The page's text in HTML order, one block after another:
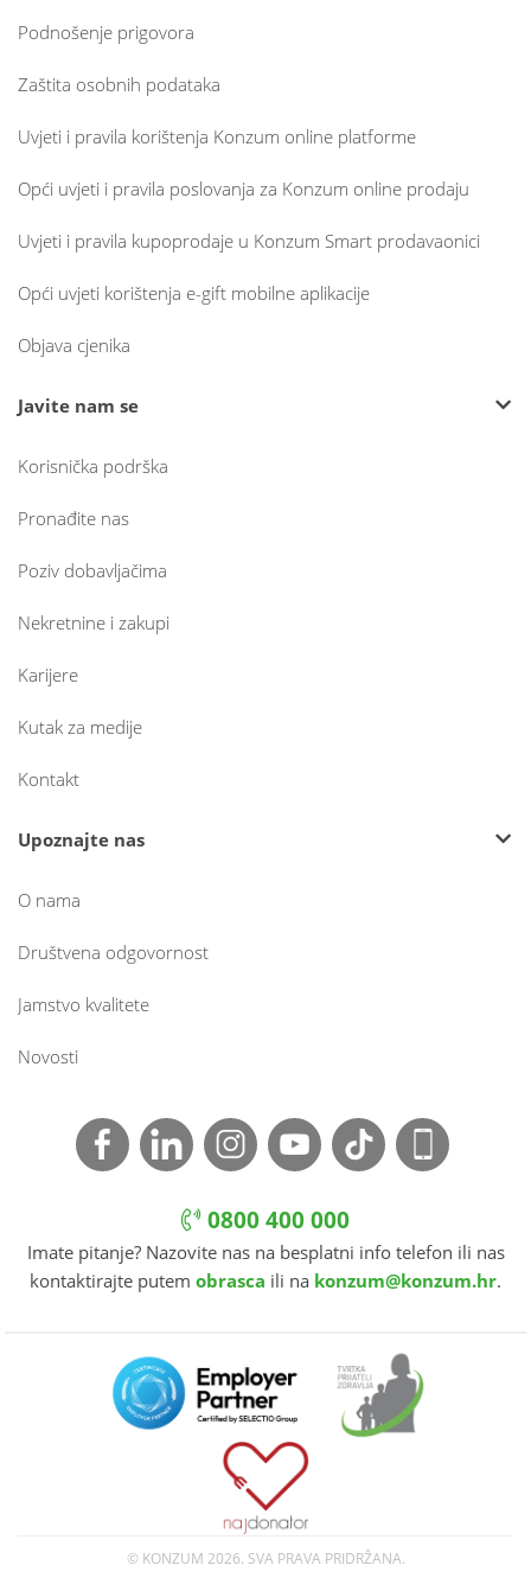
Podnošenje prigovora
Zaštita osobnih podataka
Uvjeti i pravila korištenja Konzum online platforme
Opći uvjeti i pravila poslovanja za Konzum online prodaju
Uvjeti i pravila kupoprodaje u Konzum Smart prodavaonici
Opći uvjeti korištenja e-gift mobilne aplikacije
Objava cjenika
Javite nam se
Korisnička podrška
Pronađite nas
Poziv dobavljačima
Nekretnine i zakupi
Karijere
Kutak za medije
Kontakt
Upoznajte nas
O nama
Društvena odgovornost
Jamstvo kvalitete
Novosti
0800 400 000
Imate pitanje? Nazovite nas na besplatni info telefon ili nas
kontaktirajte putem obrasca ili na konzum@konzum.hr.
© KONZUM 2026. SVA PRAVA PRIDRŽANA.